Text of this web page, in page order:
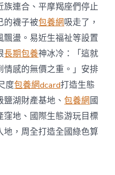
族連合、平摩羯座們停止
的襪子被包養網吸走了，
盪。易近生福祉等設置
長期包養神冰冷：「這就
感的無價之重。」安排
度包養網dcard打造生態
鹽湖財產基地、包養網國
窪地、國際生態游玩目標
，周全打造全國綠色算